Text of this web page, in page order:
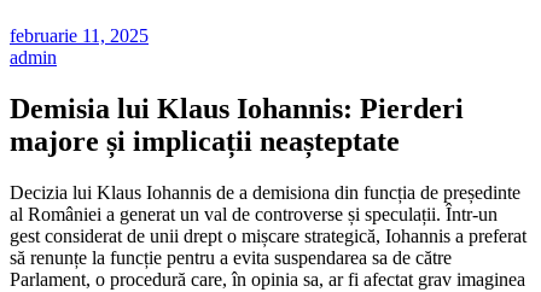
februarie 11, 2025
admin
Demisia lui Klaus Iohannis: Pierderi
majore și implicații neașteptate
Decizia lui Klaus Iohannis de a demisiona din funcția de președinte
al României a generat un val de controverse și speculații. Într-un
gest considerat de unii drept o mișcare strategică, Iohannis a preferat
să renunțe la funcție pentru a evita suspendarea sa de către
Parlament, o procedură care, în opinia sa, ar fi afectat grav imaginea